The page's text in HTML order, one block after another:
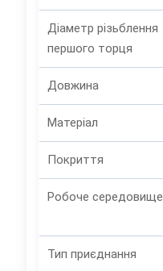
Діаметр різьблення
першого торця
Довжина
Матеріал
Покриття
Робоче середовище
Тип приєднання